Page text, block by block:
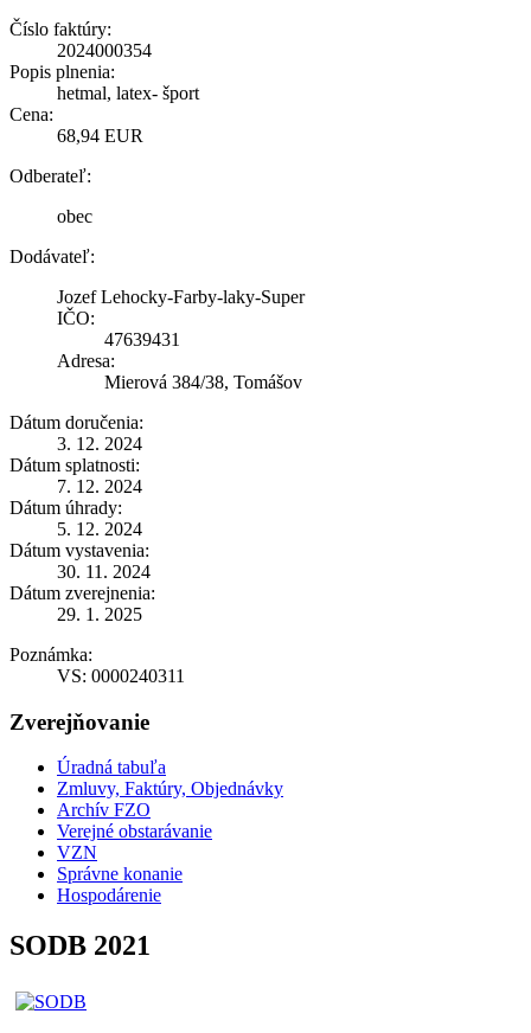
Číslo faktúry:
2024000354
Popis plnenia:
hetmal, latex- šport
Cena:
68,94 EUR
Odberateľ:
obec
Dodávateľ:
Jozef Lehocky-Farby-laky-Super
IČO:
47639431
Adresa:
Mierová 384/38, Tomášov
Dátum doručenia:
3. 12. 2024
Dátum splatnosti:
7. 12. 2024
Dátum úhrady:
5. 12. 2024
Dátum vystavenia:
30. 11. 2024
Dátum zverejnenia:
29. 1. 2025
Poznámka:
VS: 0000240311
Zverejňovanie
Úradná tabuľa
Zmluvy, Faktúry, Objednávky
Archív FZO
Verejné obstarávanie
VZN
Správne konanie
Hospodárenie
SODB 2021